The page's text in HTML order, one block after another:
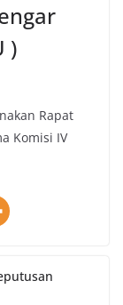
)
Rapat
Komisi IV